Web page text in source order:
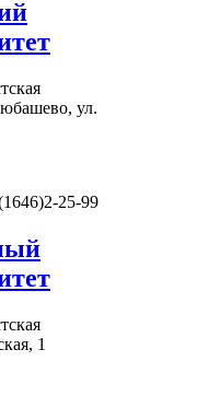
ул.
25-99
1